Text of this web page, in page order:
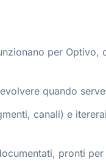
per Optivo,
quando serve
canali) e
pronti